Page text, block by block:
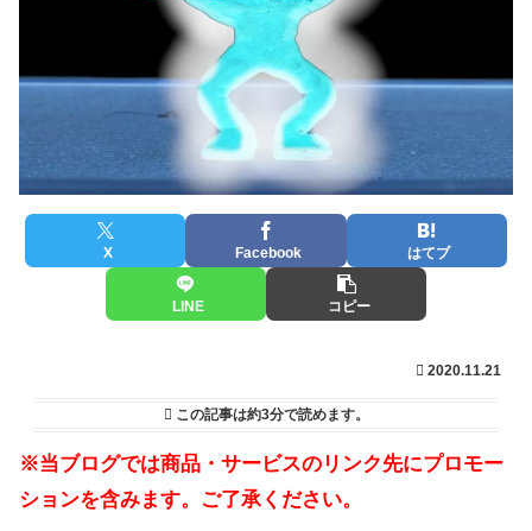
X Facebook はてブ
LINE コピー
2020.11.21
この記事は約3分で読めます。
※当ブログでは商品・サービスのリンク先にプロモー
ションを含みます。ご了承ください。